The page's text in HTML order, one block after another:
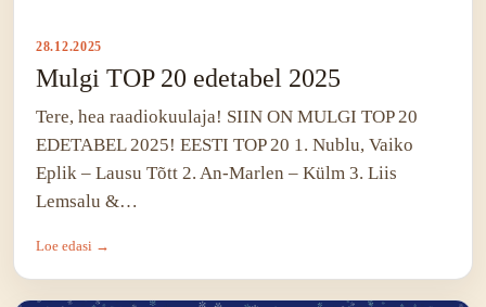
28.12.2025
Mulgi TOP 20 edetabel 2025
Tere, hea raadiokuulaja! SIIN ON MULGI TOP 20
EDETABEL 2025! EESTI TOP 20 1. Nublu, Vaiko
Eplik – Lausu Tõtt 2. An-Marlen – Külm 3. Liis
Lemsalu &…
Loe edasi →